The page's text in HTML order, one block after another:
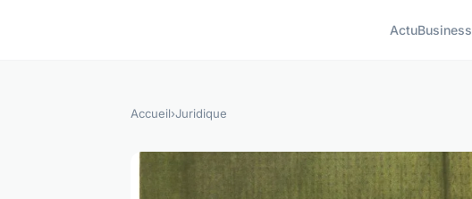
ActuBusiness
Accueil›Juridique